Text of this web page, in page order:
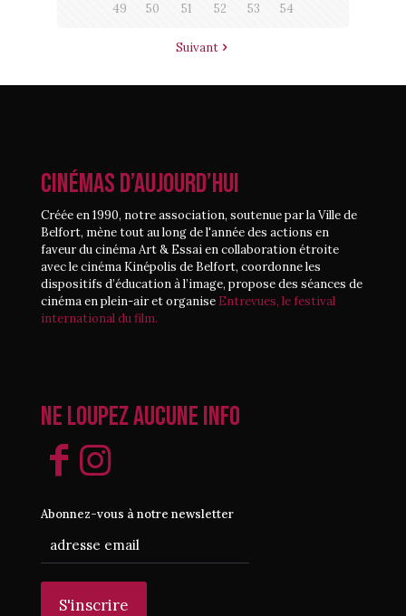
49 50 51 52 53 54
Suivant
CINÉMAS D’AUJOURD’HUI
Créée en 1990, notre association, soutenue par la Ville de
Belfort, mène tout au long de l'année des actions en
faveur du cinéma Art & Essai en collaboration étroite
avec le cinéma Kinépolis de Belfort, coordonne les
dispositifs d’éducation à l’image, propose des séances de
cinéma en plein-air et organise Entrevues, le festival
international du film.
Ne loupez aucune info
Abonnez-vous à notre newsletter